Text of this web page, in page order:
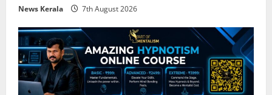
News Kerala 7th August 2026